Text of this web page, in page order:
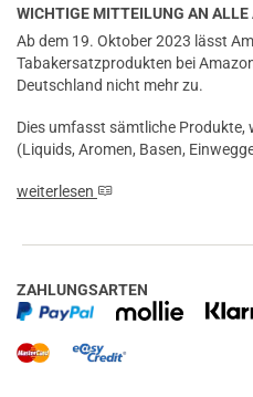
WICHTIGE MITTEILUNG AN
Ab dem 19. Oktober 2023 lässt
Tabakersatzprodukten bei
Deutschland nicht mehr zu.
Dies umfasst sämtliche Produkte,
(Liquids, Aromen, Basen,
weiterlesen
ZAHLUNGSARTEN